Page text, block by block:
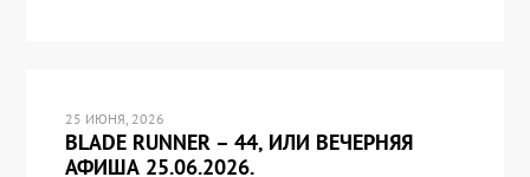
25 ИЮНЯ, 2026
BLADE RUNNER – 44, ИЛИ ВЕЧЕРНЯЯ
АФИША 25.06.2026.